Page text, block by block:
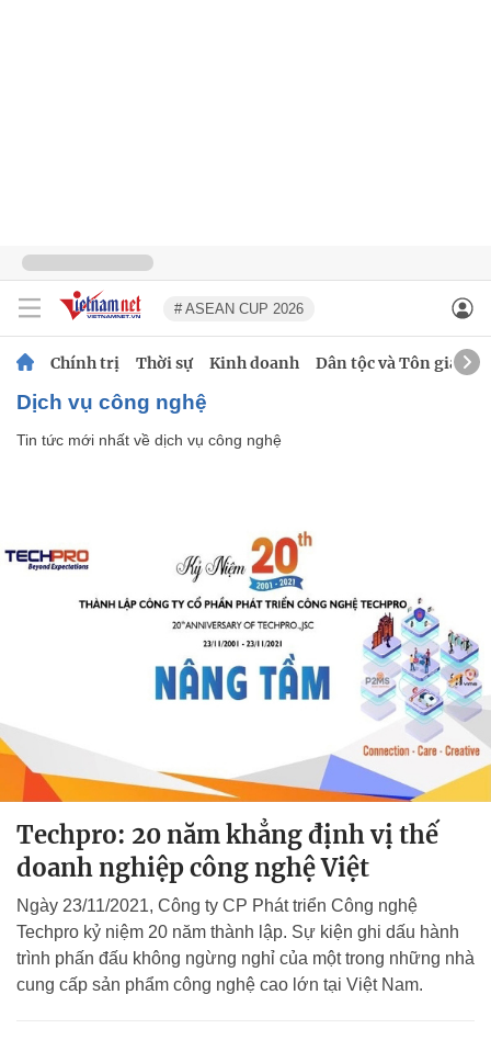
# ASEAN CUP 2026
Chính trị Thời sự Kinh doanh Dân tộc và Tôn giáo
dịch vụ công nghệ
Tin tức mới nhất về dịch vụ công nghệ
Techpro: 20 năm khẳng định vị thế
doanh nghiệp công nghệ Việt
Ngày 23/11/2021, Công ty CP Phát triển Công nghệ
Techpro kỷ niệm 20 năm thành lập. Sự kiện ghi dấu hành
trình phấn đấu không ngừng nghỉ của một trong những nhà
cung cấp sản phẩm công nghệ cao lớn tại Việt Nam.